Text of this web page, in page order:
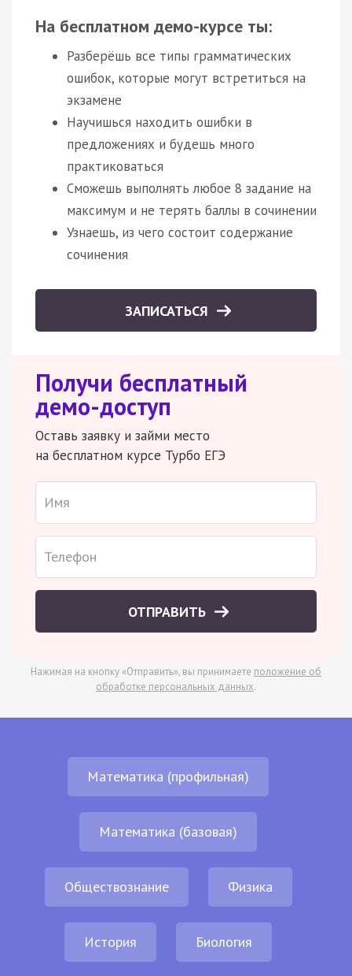
На бесплатном демо-курсе ты:
Разберёшь все типы грамматических
ошибок, которые могут встретиться на
экзамене
Научишься находить ошибки в
предложениях и будешь много
практиковаться
Сможешь выполнять любое 8 задание на
максимум и не терять баллы в сочинении
Узнаешь, из чего состоит содержание
сочинения
ЗАПИСАТЬСЯ
Получи бесплатный
демо-доступ
Оставь заявку и займи место
на бесплатном курсе Турбо ЕГЭ
ОТПРАВИТЬ
Нажимая на кнопку «Отправить», вы принимаете положение об
обработке персональных данных.
Математика (профильная)
Математика (базовая)
Обществознание Физика
История Биология